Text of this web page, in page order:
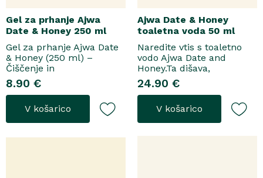
Gel za prhanje Ajwa
Date & Honey 250 ml
Gel za prhanje Ajwa Date
& Honey (250 ml) –
Čiščenje in
pomladitevSpremenite
svoje vsakodnevno
prhanje v razkošen
orientalski ritual z gelom
za prhanje Ajwa Date &
8.90 €
V košarico
Ajwa Date & Honey
toaletna voda 50 ml
Naredite vtis s toaletno
vodo Ajwa Date and
Honey.Ta dišava,
zasnovana tako za
razkošne priložnosti kot
za vsakodnevno nošenje,
se odpre z notami suhega
grozdja, labana in frezije,
24.90 €
V košarico